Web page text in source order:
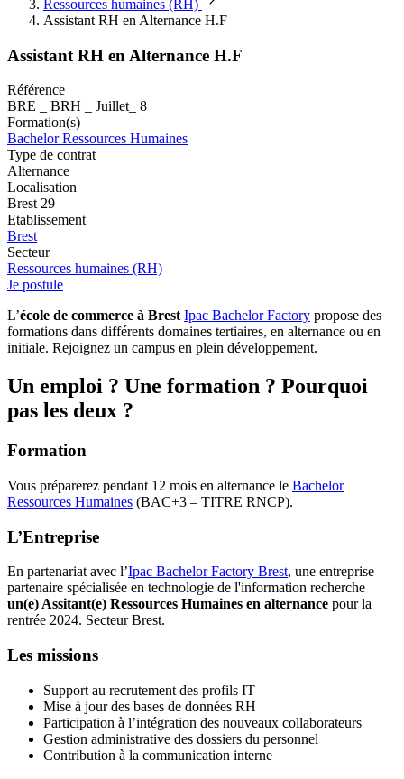
Ressources humaines (RH)
Assistant RH en Alternance H.F
Assistant RH en Alternance H.F
Référence
BRE _ BRH _ Juillet_ 8
Formation(s)
Bachelor Ressources Humaines
Type de contrat
Alternance
Localisation
Brest 29
Etablissement
Brest
Secteur
Ressources humaines (RH)
Je postule
L’école de commerce à Brest Ipac Bachelor Factory propose des
formations dans différents domaines tertiaires, en alternance ou en
initiale. Rejoignez un campus en plein développement.
Un emploi ? Une formation ? Pourquoi
pas les deux ?
Formation
Vous préparerez pendant 12 mois en alternance le Bachelor
Ressources Humaines (BAC+3 – TITRE RNCP).
L’Entreprise
En partenariat avec l’Ipac Bachelor Factory Brest, une entreprise
partenaire spécialisée en technologie de l'information recherche
un(e) Assitant(e) Ressources Humaines en alternance pour la
rentrée 2024. Secteur Brest.
Les missions
Support au recrutement des profils IT
Mise à jour des bases de données RH
Participation à l’intégration des nouveaux collaborateurs
Gestion administrative des dossiers du personnel
Contribution à la communication interne